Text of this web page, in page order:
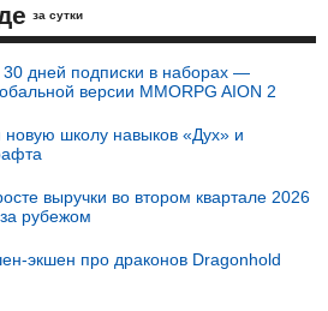
за сутки
30 дней подписки в наборах —
версии MMORPG AION 2
школу навыков «Дух» и
выручки во втором квартале 2026
рубежом
экшен про драконов Dragonhold